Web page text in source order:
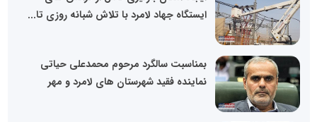
ایستگاه جهاد لامرد با تلاش شبانه روزی تا...
بمناسبت سالگرد مرحوم محمدعلی حیاتی
نماینده فقید شهرستان های لامرد و مهر